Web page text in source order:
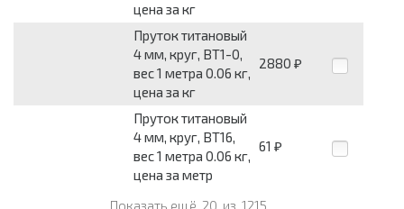
цена за кг
Пруток титановый
4 мм, круг, ВТ1-0,
вес 1 метра 0.06 кг,
цена за кг
2880 ₽
Пруток титановый
4 мм, круг, ВТ16,
вес 1 метра 0.06 кг,
цена за метр
61 ₽
Показать ещё 20 из 1215